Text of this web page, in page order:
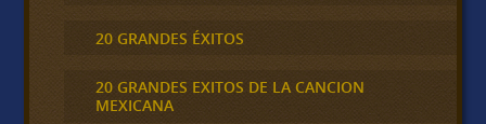
20 GRANDES ÉXITOS
20 GRANDES EXITOS DE LA CANCION
MEXICANA